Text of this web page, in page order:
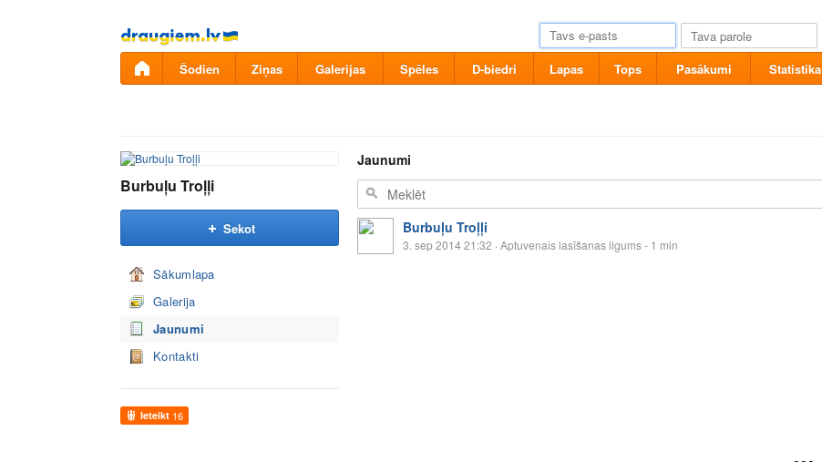
Pāriet
uz
saturu
Šodien Ziņas Galerijas Spēles D-biedri Lapas Tops Pasākumi Statistika
Burbuļu Troļļi
Sekot
Sākumlapa
Galerija
Jaunumi
Kontakti
Ieteikt 16
Jaunumi
Burbuļu Troļļi
3. sep 2014 21:32 · Aptuvenais lasīšanas ilgums - 1 min